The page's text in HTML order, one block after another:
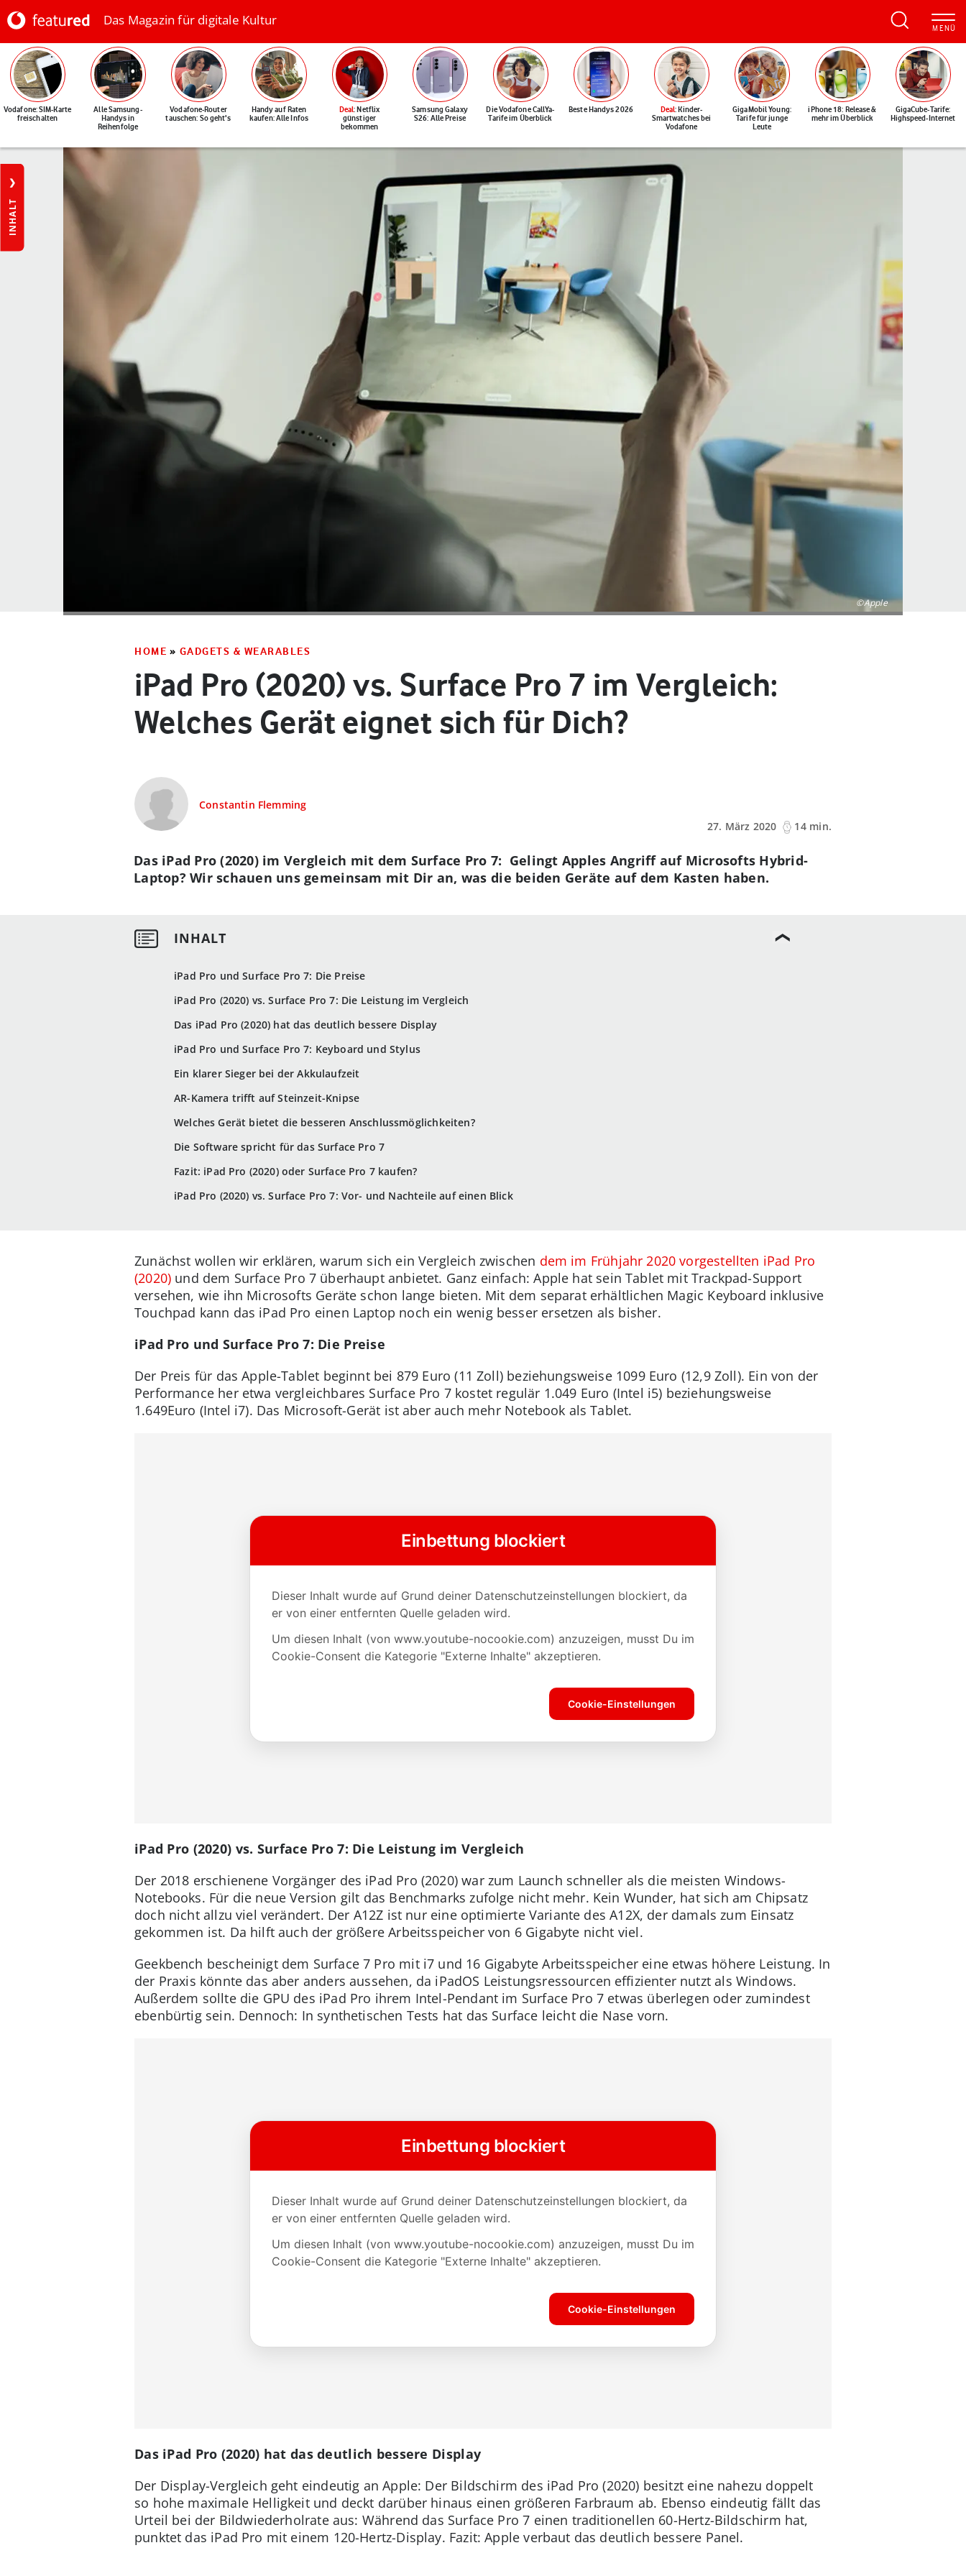
Das Magazin für digitale Kultur
Vodafone: SIM-Karte
freischalten
Alle Samsung-
Handys in
Reihenfolge
Vodafone-Router
tauschen: So geht's
Handy auf Raten
kaufen: Alle Infos
Deal: Netflix
günstiger
bekommen
Samsung Galaxy
S26: Alle Preise
Die Vodafone CallYa-
Tarife im Überblick
Beste Handys 2026 Deal: Kinder-
Smartwatches bei
Vodafone
GigaMobil Young:
Tarife für junge
Leute
iPhone 18: Release &
mehr im Überblick
GigaCube-Tarife:
Highspeed-Internet
INHALT
©Apple
HOME » GADGETS & WEARABLES
iPad Pro (2020) vs. Surface Pro 7 im Vergleich:
Welches Gerät eignet sich für Dich?
Constantin Flemming
27. März 2020
14 min.
iPad Pro und Surface Pro 7: Die Preise
iPad Pro (2020) vs. Surface Pro 7: Die Leistung im Vergleich
Das iPad Pro (2020) hat das deutlich bessere Display
iPad Pro und Surface Pro 7: Keyboard und Stylus
Ein klarer Sieger bei der Akkulaufzeit
AR-Kamera trifft auf Steinzeit-Knipse
Welches Gerät bietet die besseren Anschlussmöglichkeiten?
Die Software spricht für das Surface Pro 7
Fazit: iPad Pro (2020) oder Surface Pro 7 kaufen?
iPad Pro (2020) vs. Surface Pro 7: Vor- und Nachteile auf einen Blick
Das iPad Pro (2020) im Vergleich mit dem Surface Pro 7: Gelingt Apples Angriff auf Microsofts Hybrid-
Laptop? Wir schauen uns gemeinsam mit Dir an, was die beiden Geräte auf dem Kasten haben.
Zunächst wollen wir erklären, warum sich ein Vergleich zwischen dem im Frühjahr 2020 vorgestellten iPad Pro
(2020) und dem Surface Pro 7 überhaupt anbietet. Ganz einfach: Apple hat sein Tablet mit Trackpad-Support
versehen, wie ihn Microsofts Geräte schon lange bieten. Mit dem separat erhältlichen Magic Keyboard inklusive
Touchpad kann das iPad Pro einen Laptop noch ein wenig besser ersetzen als bisher.
iPad Pro und Surface Pro 7: Die Preise
Der Preis für das Apple-Tablet beginnt bei 879 Euro (11 Zoll) beziehungsweise 1099 Euro (12,9 Zoll). Ein von der
Performance her etwa vergleichbares Surface Pro 7 kostet regulär 1.049 Euro (Intel i5) beziehungsweise
1.649Euro (Intel i7). Das Microsoft-Gerät ist aber auch mehr Notebook als Tablet.
iPad Pro (2020) vs. Surface Pro 7: Die Leistung im Vergleich
Der 2018 erschienene Vorgänger des iPad Pro (2020) war zum Launch schneller als die meisten Windows-
Notebooks. Für die neue Version gilt das Benchmarks zufolge nicht mehr. Kein Wunder, hat sich am Chipsatz
doch nicht allzu viel verändert. Der A12Z ist nur eine optimierte Variante des A12X, der damals zum Einsatz
gekommen ist. Da hilft auch der größere Arbeitsspeicher von 6 Gigabyte nicht viel.
Geekbench bescheinigt dem Surface 7 Pro mit i7 und 16 Gigabyte Arbeitsspeicher eine etwas höhere Leistung. In
der Praxis könnte das aber anders aussehen, da iPadOS Leistungsressourcen effizienter nutzt als Windows.
Außerdem sollte die GPU des iPad Pro ihrem Intel-Pendant im Surface Pro 7 etwas überlegen oder zumindest
ebenbürtig sein. Dennoch: In synthetischen Tests hat das Surface leicht die Nase vorn.
Das iPad Pro (2020) hat das deutlich bessere Display
Der Display-Vergleich geht eindeutig an Apple: Der Bildschirm des iPad Pro (2020) besitzt eine nahezu doppelt
so hohe maximale Helligkeit und deckt darüber hinaus einen größeren Farbraum ab. Ebenso eindeutig fällt das
Urteil bei der Bildwiederholrate aus: Während das Surface Pro 7 einen traditionellen 60-Hertz-Bildschirm hat,
punktet das iPad Pro mit einem 120-Hertz-Display. Fazit: Apple verbaut das deutlich bessere Panel.